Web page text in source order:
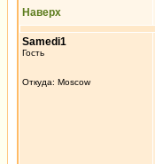
Наверх
Samedi1
Гость
Откуда: Moscow